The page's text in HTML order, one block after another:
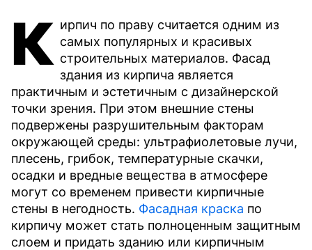
К ирпич по праву считается одним из
самых популярных и красивых
строительных материалов. Фасад
здания из кирпича является
практичным и эстетичным с дизайнерской
точки зрения. При этом внешние стены
подвержены разрушительным факторам
окружающей среды: ультрафиолетовые лучи,
плесень, грибок, температурные скачки,
осадки и вредные вещества в атмосфере
могут со временем привести кирпичные
стены в негодность. Фасадная краска по
кирпичу может стать полноценным защитным
слоем и придать зданию или кирпичным